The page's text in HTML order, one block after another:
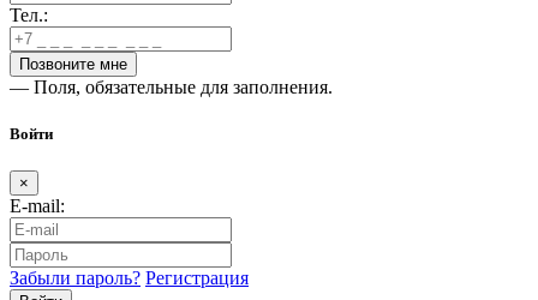
Тел.:
— Поля, обязательные для заполнения.
Войти
×
E-mail:
Забыли пароль? Регистрация